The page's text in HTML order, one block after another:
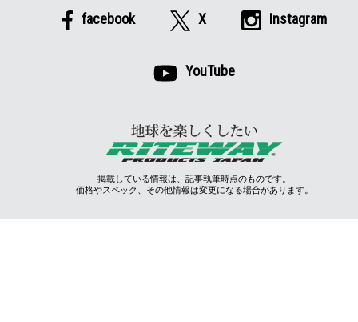
facebook X Instagram
YouTube
掲載している情報は、記事執筆時点のものです。
価格やスペック、その他情報は変更になる場合があります。